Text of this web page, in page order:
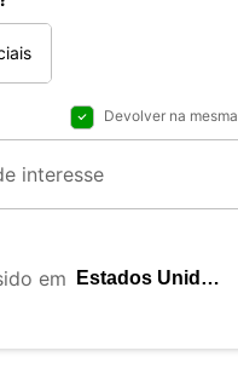
Devolver na
em